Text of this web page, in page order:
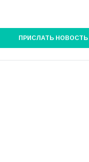
ПРИСЛАТЬ НОВОСТЬ